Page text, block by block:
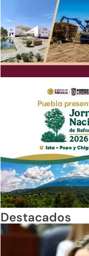
Destacados